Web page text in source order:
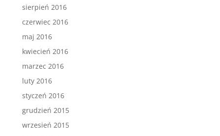
sierpień 2016
czerwiec 2016
maj 2016
kwiecień 2016
marzec 2016
luty 2016
styczeń 2016
grudzień 2015
wrzesień 2015